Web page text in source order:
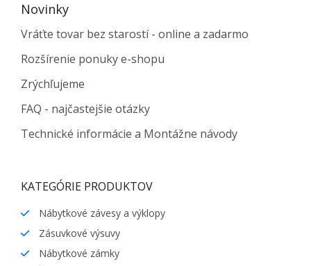
Novinky
Vráťte tovar bez starostí - online a zadarmo
Rozšírenie ponuky e-shopu
Zrýchľujeme
FAQ - najčastejšie otázky
Technické informácie a Montážne návody
KATEGÓRIE PRODUKTOV
Nábytkové závesy a výklopy
Zásuvkové výsuvy
Nábytkové zámky